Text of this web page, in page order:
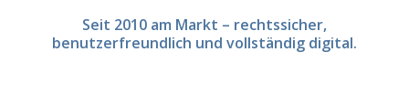
Seit 2010 am Markt – rechtssicher,
benutzerfreundlich und vollständig digital.